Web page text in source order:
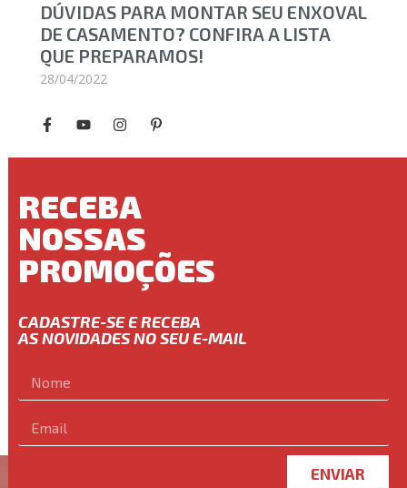
DÚVIDAS PARA MONTAR SEU ENXOVAL
DE CASAMENTO? CONFIRA A LISTA
QUE PREPARAMOS!
28/04/2022
RECEBA
NOSSAS
PROMOÇÕES
CADASTRE-SE E RECEBA
AS NOVIDADES NO SEU E-MAIL
ENVIAR